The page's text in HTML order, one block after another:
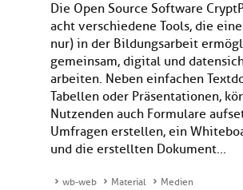
Die Open Source Software
acht verschiedene Tools, die
nur) in der Bildungsarbeit
gemeinsam, digital und
arbeiten. Neben einfachen
Tabellen oder Präsentationen,
Nutzenden auch Formulare
Umfragen erstellen, ein
und die erstellten Dokument...
wb-web Material
Medien